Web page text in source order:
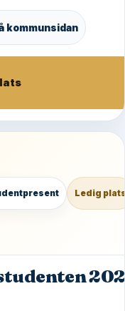
kommunsidan
Ledig